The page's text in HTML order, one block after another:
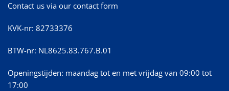
Contact us via our contact form
KVK-nr: 82733376
BTW-nr: NL8625.83.767.B.01
Openingstijden: maandag tot en met vrijdag van 09:00 tot
17:00